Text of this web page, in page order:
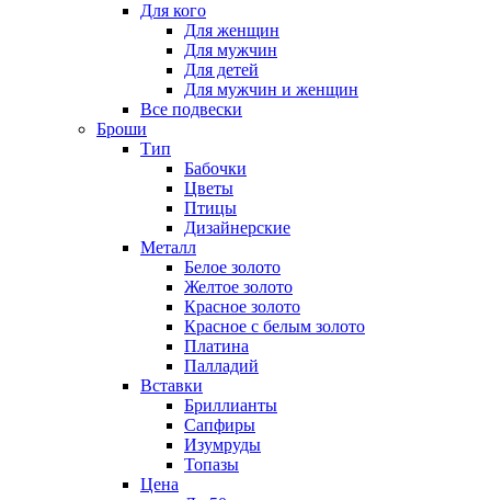
Для кого
Для женщин
Для мужчин
Для детей
Для мужчин и женщин
Все подвески
Броши
Тип
Бабочки
Цветы
Птицы
Дизайнерские
Металл
Белое золото
Желтое золото
Красное золото
Красное с белым золото
Платина
Палладий
Вставки
Бриллианты
Сапфиры
Изумруды
Топазы
Цена